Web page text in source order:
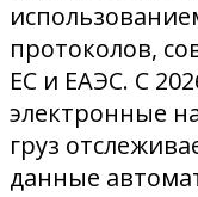
протоколов,
ЕС и ЕАЭС. С
электронные
груз
данные